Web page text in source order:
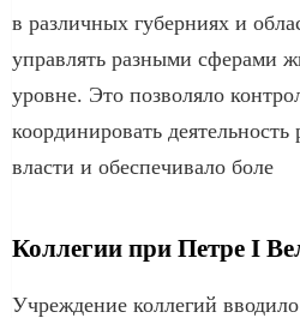
в различных губерниях и
управлять разными сферами
уровне. Это позволяло
координировать
власти и обеспечивало боле
Коллегии при Петре I
Учреждение коллегий вводило